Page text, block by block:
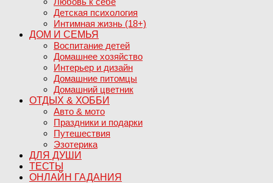
Детская психология
Интимная жизнь (18+)
ДОМ И СЕМЬЯ
Воспитание детей
Домашнее хозяйство
Интерьер и дизайн
Домашние питомцы
Домашний цветник
ОТДЫХ & ХОББИ
Авто & мото
Праздники и подарки
Путешествия
Эзотерика
ДЛЯ ДУШИ
ТЕСТЫ
ОНЛАЙН ГАДАНИЯ